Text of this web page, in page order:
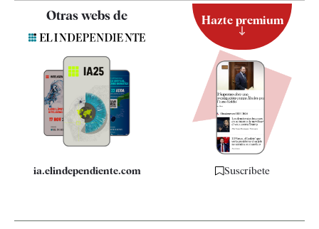
Contacto
Quiénes somos
Especificaciones
Otras webs de
ia.elindependiente.com
Hazte premium
Suscríbete